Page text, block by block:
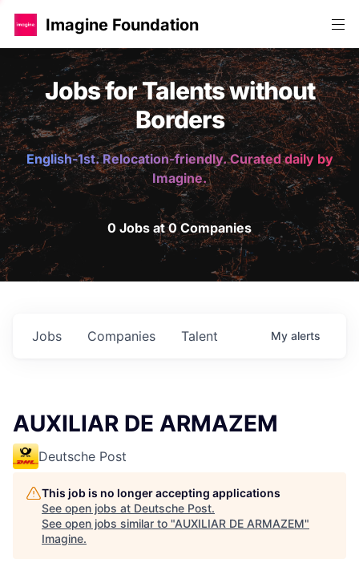
Imagine Foundation
Jobs for Talents without
Borders
English-1st. Relocation-friendly. Curated daily by
Imagine.
0 Jobs at 0 Companies
Jobs Companies Talent My alerts
AUXILIAR DE ARMAZEM
Deutsche Post
This job is no longer accepting applications
See open jobs at Deutsche Post.
See open jobs similar to "AUXILIAR DE ARMAZEM"
Imagine.